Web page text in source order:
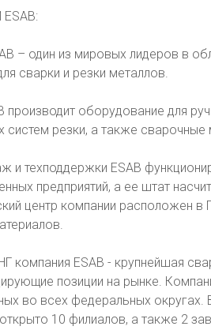
– один из мировых лидеров в
сварки и резки металлов.
производит оборудование для
систем резки, а также
и техподдержки ESAB
предприятий, а ее штат
центр компании расположен
компания ESAB - крупнейшая
позиции на рынке.
во всех федеральных
10 филиалов, а также 2